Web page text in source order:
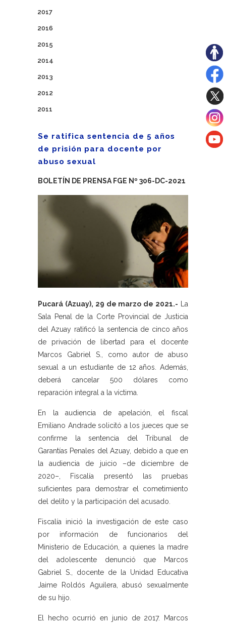
2017
2016
2015
2014
2013
2012
2011
Se ratifica sentencia de 5 años
de prisión para docente por
abuso sexual
BOLETÍN DE PRENSA FGE Nº 306-DC-2021
Pucará (Azuay), 29 de marzo de 2021.- La
Sala Penal de la Corte Provincial de Justicia
del Azuay ratificó la sentencia de cinco años
de privación de libertad para el docente
Marcos Gabriel S., como autor de abuso
sexual a un estudiante de 12 años. Además,
deberá cancelar 500 dólares como
reparación integral a la víctima.
En la audiencia de apelación, el fiscal
Emiliano Andrade solicitó a los jueces que se
confirme la sentencia del Tribunal de
Garantías Penales del Azuay, debido a que en
la audiencia de juicio –de diciembre de
2020–, Fiscalía presentó las pruebas
suficientes para demostrar el cometimiento
del delito y la participación del acusado.
Fiscalía inició la investigación de este caso
por información de funcionarios del
Ministerio de Educación, a quienes la madre
del adolescente denunció que Marcos
Gabriel S., docente de la Unidad Educativa
Jaime Roldós Aguilera, abusó sexualmente
de su hijo.
El hecho ocurrió en junio de 2017. Marcos